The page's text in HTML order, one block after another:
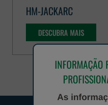
INFORMAÇÃO
As
HM-JACKARC
DESCUBRA MAIS